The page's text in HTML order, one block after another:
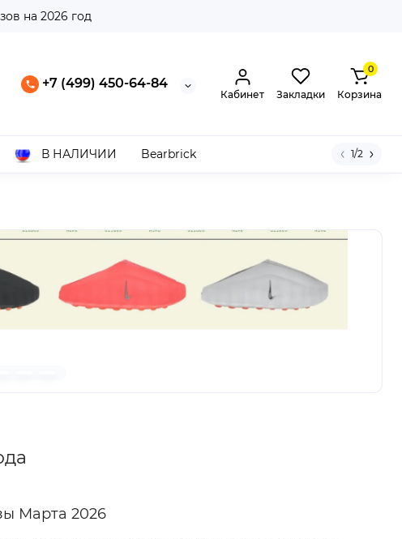
на 2026 год
+7 (499) 450-64-84
Кабинет Закладки
0
Корзина
В НАЛИЧИИ Bearbrick 1/2
Марта 2026